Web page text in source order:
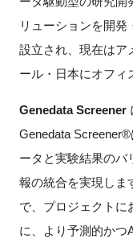
リューションを開
設立され、現在はア
ール・日本にオフィ
Genedata Screener
Genedata
ータと実験結果のバ
報の統合を実現しま
で、プロジェクトに
に、より予測的かつ